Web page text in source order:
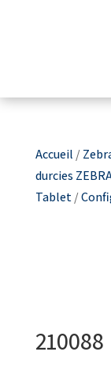
Accueil /
durcies
Tablet/
210088